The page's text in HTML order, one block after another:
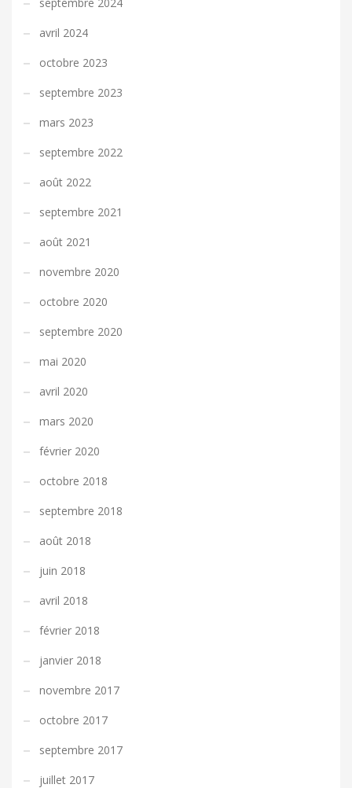
avril 2024
octobre 2023
septembre 2023
mars 2023
septembre 2022
août 2022
septembre 2021
août 2021
novembre 2020
octobre 2020
septembre 2020
mai 2020
avril 2020
mars 2020
février 2020
octobre 2018
septembre 2018
août 2018
juin 2018
avril 2018
février 2018
janvier 2018
novembre 2017
octobre 2017
septembre 2017
juillet 2017